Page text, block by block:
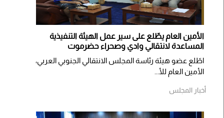
الأمين العام يطّلع على سير عمل الهيئة التنفيذية
المساعدة لانتقالي وادي وصحراء حضرموت
اطّلع عضو هيئة رئاسة المجلس الانتقالي الجنوبي العربي،
الأمين العام للأ...
أخبار المجلس